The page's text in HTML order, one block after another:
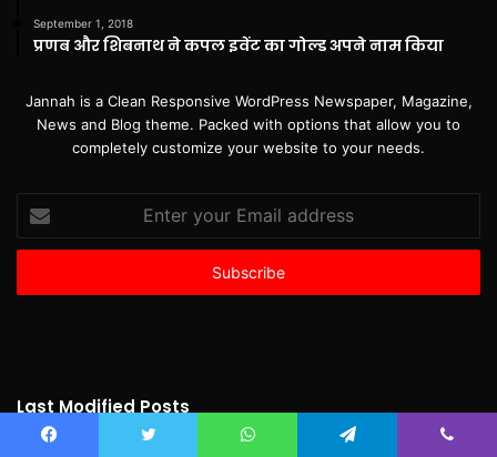
September 1, 2018
प्रणब और शिबनाथ ने कपल इवेंट का गोल्ड अपने नाम किया
Jannah is a Clean Responsive WordPress Newspaper, Magazine,
News and Blog theme. Packed with options that allow you to
completely customize your website to your needs.
your
Email
Last Modified Posts